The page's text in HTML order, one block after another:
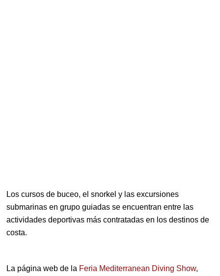
Los cursos de buceo, el snorkel y las excursiones
submarinas en grupo guiadas se encuentran entre las
actividades deportivas más contratadas en los destinos de
costa.
La página web de la Feria Mediterranean Diving Show,